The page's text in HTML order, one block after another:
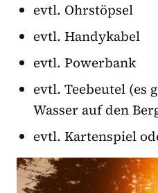
evtl. Ohrstöpsel
evtl. Handykabel
evtl. Powerbank
evtl. Teebeutel (es
Wasser auf den
evtl. Kartenspiel